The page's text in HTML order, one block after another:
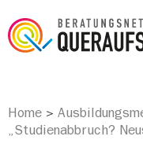
Home >
„Studienabbruch?